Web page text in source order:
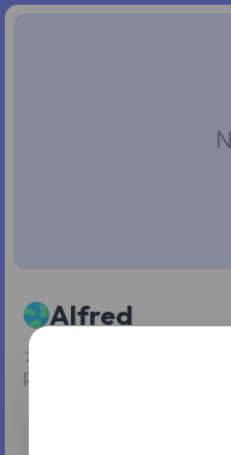
Alfred
ショートカット一発でア
内検索までこなすランチ